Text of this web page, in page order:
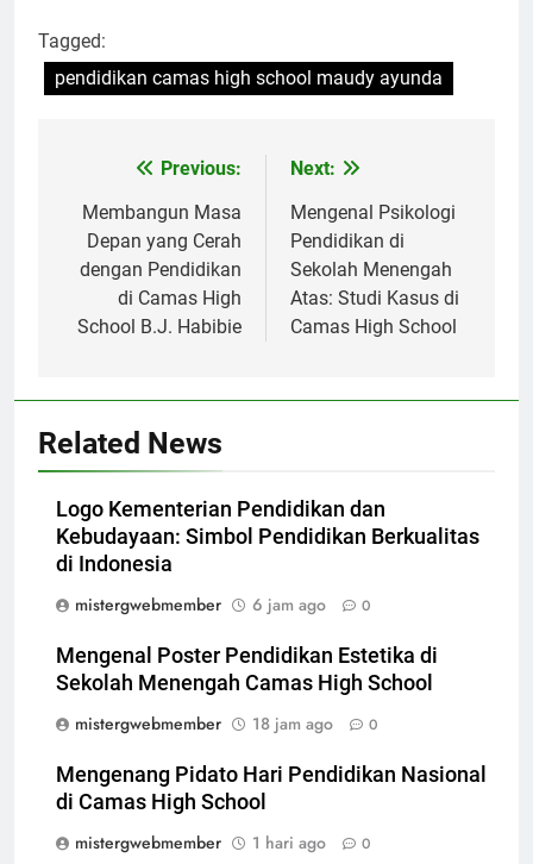
Tagged:
pendidikan camas high school maudy ayunda
Navigasi
pos
Previous:
Membangun Masa
Depan yang Cerah
dengan Pendidikan
di Camas High
School B.J. Habibie
Next:
Mengenal Psikologi
Pendidikan di
Sekolah Menengah
Atas: Studi Kasus di
Camas High School
Related News
Logo Kementerian Pendidikan dan
Kebudayaan: Simbol Pendidikan Berkualitas
di Indonesia
mistergwebmember
6 jam ago 0
Mengenal Poster Pendidikan Estetika di
Sekolah Menengah Camas High School
mistergwebmember
18 jam ago 0
Mengenang Pidato Hari Pendidikan Nasional
di Camas High School
mistergwebmember
1 hari ago 0